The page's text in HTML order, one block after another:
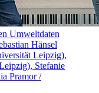
Umweltdaten
Hänsel
Leipzig),
Stefanie
Pramor /